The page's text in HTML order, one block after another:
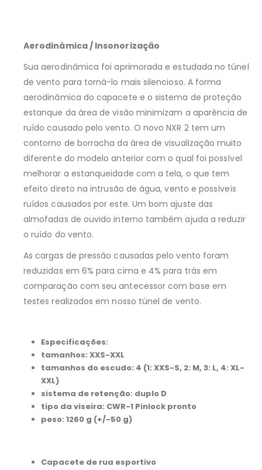
Aerodinâmica / Insonorização
Sua aerodinâmica foi aprimorada e estudada no túnel
de vento para torná-lo mais silencioso. A forma
aerodinâmica do capacete e o sistema de proteção
estanque da área de visão minimizam a aparência de
ruído causado pelo vento. O novo NXR 2 tem um
contorno de borracha da área de visualização muito
diferente do modelo anterior com o qual foi possível
melhorar a estanqueidade com a tela, o que tem
efeito direto na intrusão de água, vento e possíveis
ruídos causados por este. Um bom ajuste das
almofadas de ouvido interno também ajuda a reduzir
o ruído do vento.
As cargas de pressão causadas pelo vento foram
reduzidas em 6% para cima e 4% para trás em
comparação com seu antecessor com base em
testes realizados em nosso túnel de vento.
Especificações:
tamanhos: XXS-XXL
tamanhos do escudo: 4 (1: XXS-S, 2: M, 3: L, 4: XL-
XXL)
sistema de retenção: duplo D
tipo da viseira: CWR-1 Pinlock pronto
peso: 1260 g (+/-50 g)
Capacete de rua esportivo